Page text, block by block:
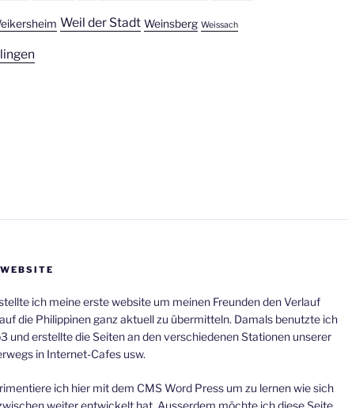
Weil der Stadt Weinsberg Weissach
ich meine erste website um meinen Freunden den Verlauf
die Philippinen ganz aktuell zu übermitteln. Damals benutzte ich
und erstellte die Seiten an den verschiedenen Stationen unserer
in Internet-Cafes usw.
ich hier mit dem CMS Word Press um zu lernen wie sich
weiter entwickelt hat. Ausserdem möchte ich diese Seite